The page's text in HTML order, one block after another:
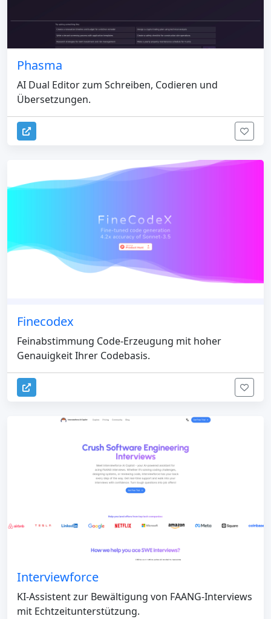
Phasma
AI Dual Editor zum Schreiben, Codieren und
Übersetzungen.
Finecodex
Feinabstimmung Code-Erzeugung mit hoher
Genauigkeit Ihrer Codebasis.
Interviewforce
KI-Assistent zur Bewältigung von FAANG-Interviews
mit Echtzeitunterstützung.